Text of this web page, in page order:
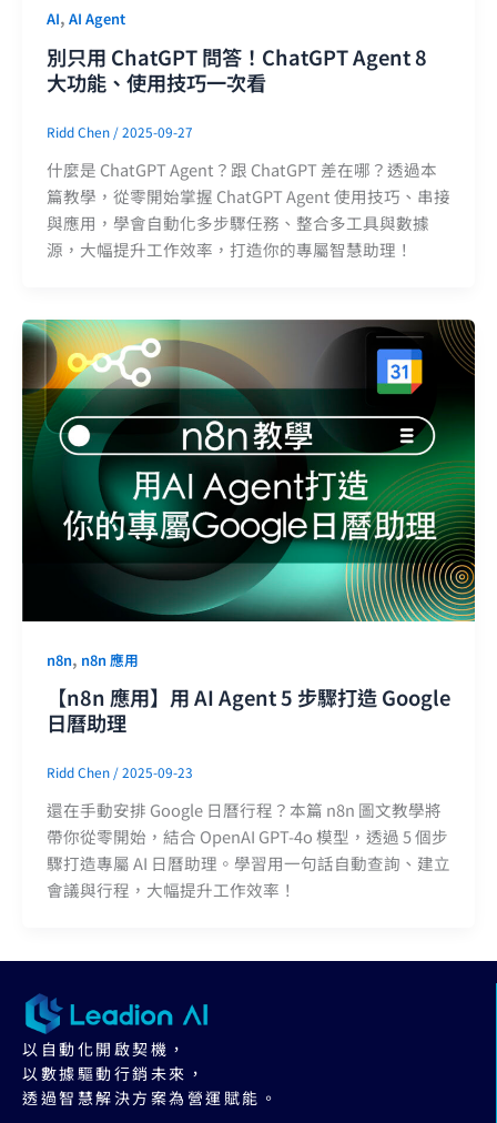
AI, AI Agent
別只用 ChatGPT 問答！ChatGPT Agent 8
大功能、使用技巧一次看
Ridd Chen /2025-09-27
什麼是 ChatGPT Agent？跟 ChatGPT 差在哪？透過本
篇教學，從零開始掌握 ChatGPT Agent 使用技巧、串接
與應用，學會自動化多步驟任務、整合多工具與數據
源，大幅提升工作效率，打造你的專屬智慧助理！
n8n, n8n 應用
【n8n 應用】用 AI Agent 5 步驟打造 Google
日曆助理
Ridd Chen /2025-09-23
還在手動安排 Google 日曆行程？本篇 n8n 圖文教學將
帶你從零開始，結合 OpenAI GPT-4o 模型，透過 5 個步
驟打造專屬 AI 日曆助理。學習用一句話自動查詢、建立
會議與行程，大幅提升工作效率！
以自動化開啟契機，
以數據驅動行銷未來，
透過智慧解決方案為營運賦能。